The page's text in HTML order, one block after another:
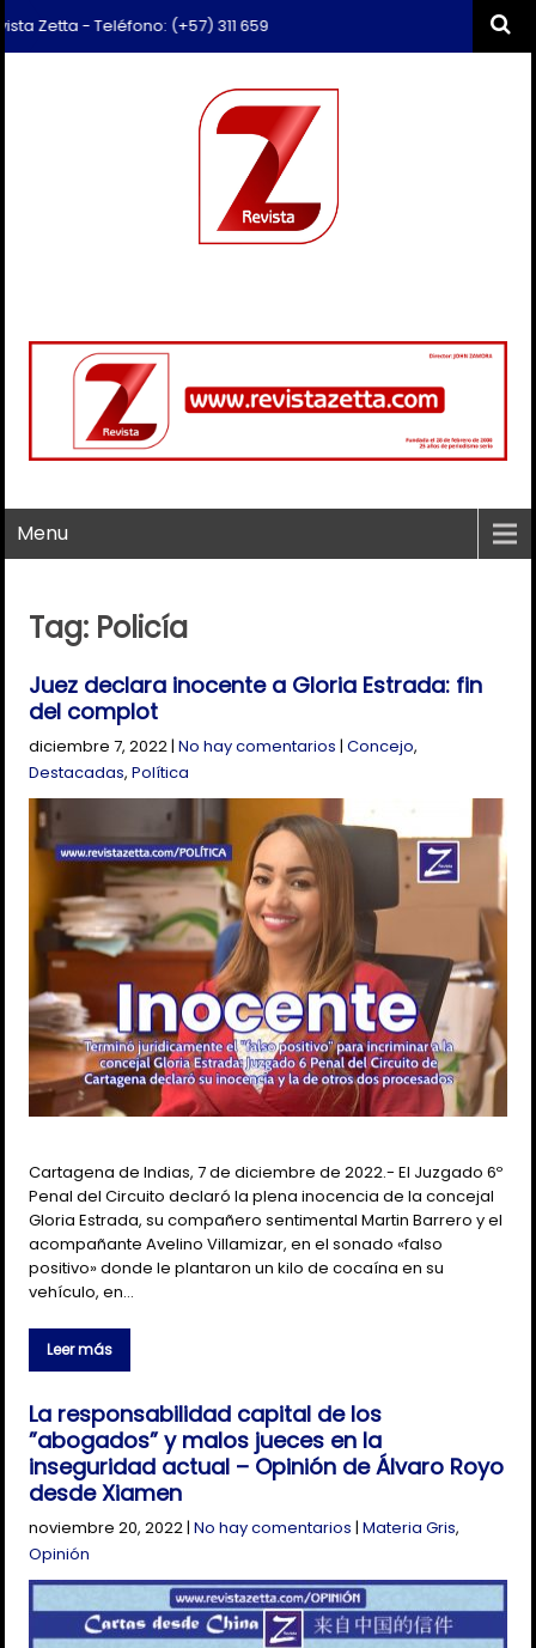
- Teléfono: (+57) 311 659 6374 - Correo: revista.zetta@gmail.com
Menu
Tag: Policía
Juez declara inocente a Gloria Estrada: fin
del complot
diciembre 7, 2022|No hay comentarios |Concejo,
Destacadas,Política
Cartagena de Indias, 7 de diciembre de 2022.- El Juzgado 6º
Penal del Circuito declaró la plena inocencia de la concejal
Gloria Estrada, su compañero sentimental Martin Barrero y el
acompañante Avelino Villamizar, en el sonado «falso
positivo» donde le plantaron un kilo de cocaína en su
vehículo, en…
Leer más
La responsabilidad capital de los
”abogados” y malos jueces en la
inseguridad actual – Opinión de Álvaro Royo
desde Xiamen
noviembre 20, 2022|No hay comentarios |Materia Gris,
Opinión